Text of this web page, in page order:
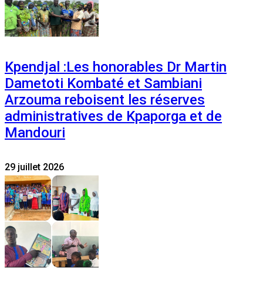
Kpendjal :Les honorables Dr Martin
Dametoti Kombaté et Sambiani
Arzouma reboisent les réserves
administratives de Kpaporga et de
Mandouri
29 juillet 2026